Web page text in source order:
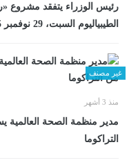
الطيبياليوم السبت، 29 نوفمبر 2025 11:50 صـ
غير مصنف
منذ 3 أشهر
مدير منظمة الصحة
التراكوما